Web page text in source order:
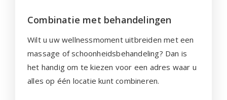
Combinatie met behandelingen
Wilt u uw wellnessmoment uitbreiden met een
massage of schoonheidsbehandeling? Dan is
het handig om te kiezen voor een adres waar u
alles op één locatie kunt combineren.